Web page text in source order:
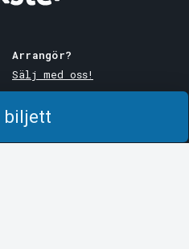
biljett
Arrangör?
Sälj med oss!
System Support